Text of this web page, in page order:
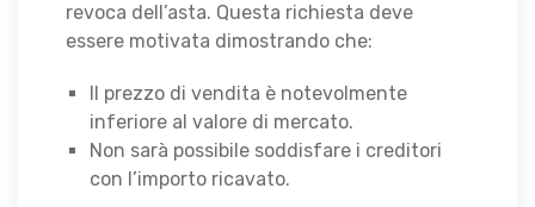
revoca dell’asta. Questa richiesta deve
essere motivata dimostrando che:
Il prezzo di vendita è notevolmente
inferiore al valore di mercato.
Non sarà possibile soddisfare i creditori
con l’importo ricavato.